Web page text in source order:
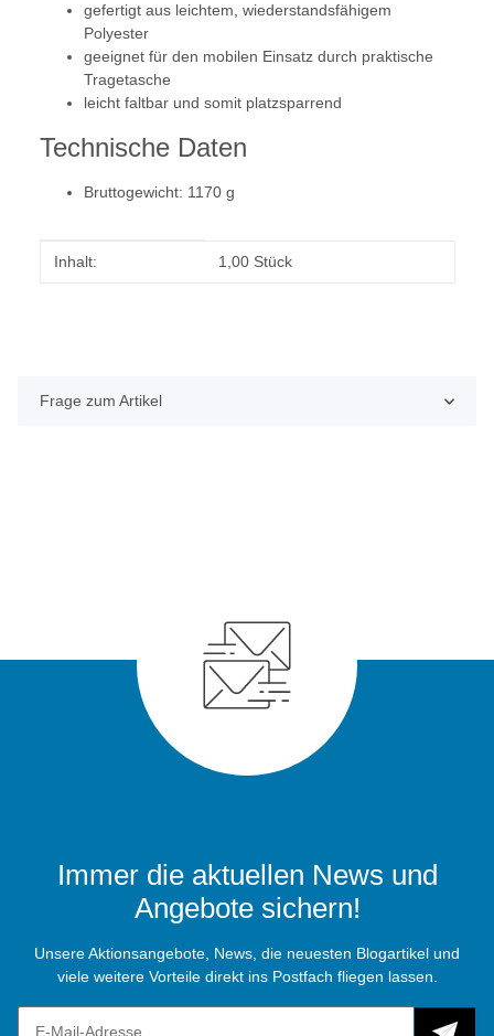
gefertigt aus leichtem, wiederstandsfähigem
Polyester
geeignet für den mobilen Einsatz durch praktische
Tragetasche
leicht faltbar und somit platzsparrend
Technische Daten
Bruttogewicht: 1170 g
Produkteigenschaft
Wert
Inhalt: 1,00 Stück
Frage zum Artikel
Immer die aktuellen News und
Angebote sichern!
Unsere Aktionsangebote, News, die neuesten Blogartikel und
viele weitere Vorteile direkt ins Postfach fliegen lassen.